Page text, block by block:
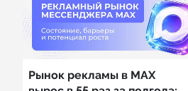
Рынок рекламы в MAX